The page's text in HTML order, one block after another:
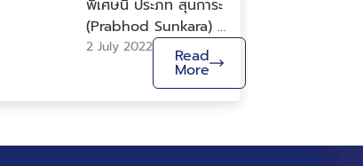
พิเศษนี้ ประภท สุนการะ
(Prabhod Sunkara) ผู้
ร่วมก่อตั้งและ COO
ของบริษัท nRoad, Inc.
ได้พูดถึงเรื่องของการที่
2 July 2022 Read
More